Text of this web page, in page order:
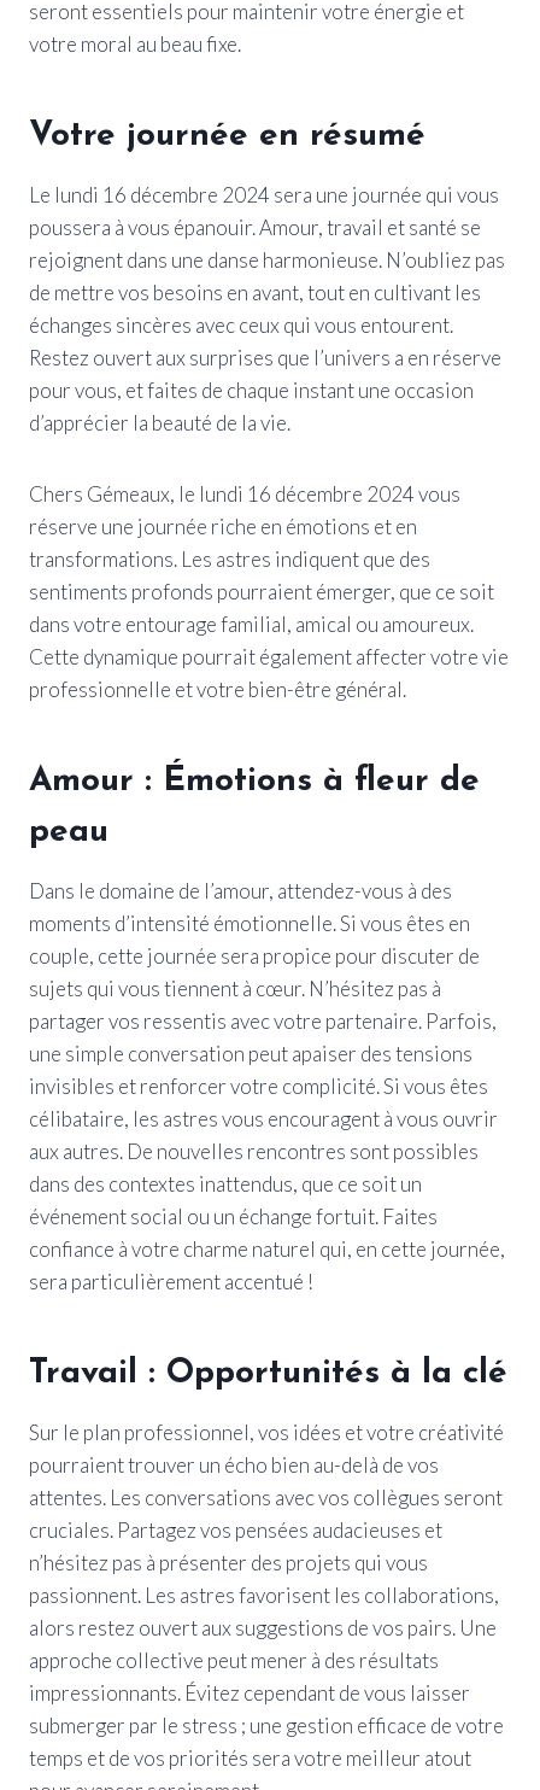
seront essentiels pour maintenir votre énergie et
votre moral au beau fixe.
Votre journée en résumé
Le lundi 16 décembre 2024 sera une journée qui vous
poussera à vous épanouir. Amour, travail et santé se
rejoignent dans une danse harmonieuse. N’oubliez pas
de mettre vos besoins en avant, tout en cultivant les
échanges sincères avec ceux qui vous entourent.
Restez ouvert aux surprises que l’univers a en réserve
pour vous, et faites de chaque instant une occasion
d’apprécier la beauté de la vie.
Chers Gémeaux, le lundi 16 décembre 2024 vous
réserve une journée riche en émotions et en
transformations. Les astres indiquent que des
sentiments profonds pourraient émerger, que ce soit
dans votre entourage familial, amical ou amoureux.
Cette dynamique pourrait également affecter votre vie
professionnelle et votre bien-être général.
Amour : Émotions à fleur de
peau
Dans le domaine de l’amour, attendez-vous à des
moments d’intensité émotionnelle. Si vous êtes en
couple, cette journée sera propice pour discuter de
sujets qui vous tiennent à cœur. N’hésitez pas à
partager vos ressentis avec votre partenaire. Parfois,
une simple conversation peut apaiser des tensions
invisibles et renforcer votre complicité. Si vous êtes
célibataire, les astres vous encouragent à vous ouvrir
aux autres. De nouvelles rencontres sont possibles
dans des contextes inattendus, que ce soit un
événement social ou un échange fortuit. Faites
confiance à votre charme naturel qui, en cette journée,
sera particulièrement accentué !
Travail : Opportunités à la clé
Sur le plan professionnel, vos idées et votre créativité
pourraient trouver un écho bien au-delà de vos
attentes. Les conversations avec vos collègues seront
cruciales. Partagez vos pensées audacieuses et
n’hésitez pas à présenter des projets qui vous
passionnent. Les astres favorisent les collaborations,
alors restez ouvert aux suggestions de vos pairs. Une
approche collective peut mener à des résultats
impressionnants. Évitez cependant de vous laisser
submerger par le stress ; une gestion efficace de votre
temps et de vos priorités sera votre meilleur atout